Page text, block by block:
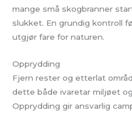
mange små skogbranner
slukket. En grundig kontroll
utgjør fare for naturen.
Opprydding
Fjern rester og etterlat
dette både ivaretar miljøet
Opprydding gir ansvarlig